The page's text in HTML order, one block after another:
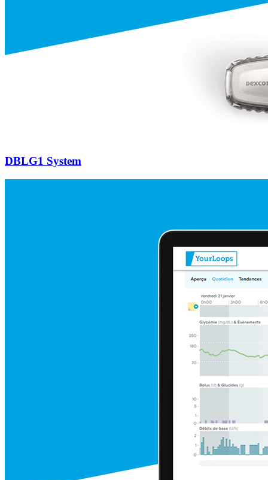
DBLG1 System